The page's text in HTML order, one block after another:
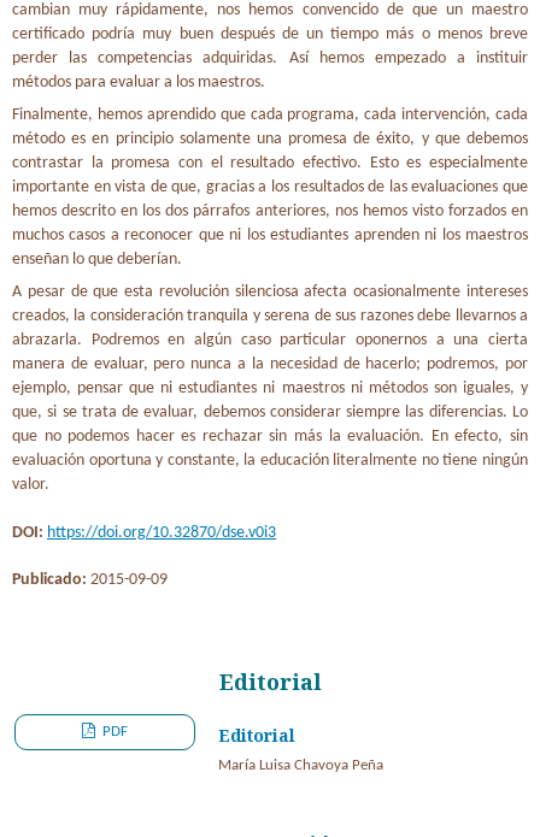
cambian muy rápidamente, nos hemos convencido de que un maestro
certificado podría muy buen después de un tiempo más o menos breve
perder las competencias adquiridas. Así hemos empezado a instituir
métodos para evaluar a los maestros.
Finalmente, hemos aprendido que cada programa, cada intervención, cada
método es en principio solamente una promesa de éxito, y que debemos
contrastar la promesa con el resultado efectivo. Esto es especialmente
importante en vista de que, gracias a los resultados de las evaluaciones que
hemos descrito en los dos párrafos anteriores, nos hemos visto forzados en
muchos casos a reconocer que ni los estudiantes aprenden ni los maestros
enseñan lo que deberían.
A pesar de que esta revolución silenciosa afecta ocasionalmente intereses
creados, la consideración tranquila y serena de sus razones debe llevarnos a
abrazarla. Podremos en algún caso particular oponernos a una cierta
manera de evaluar, pero nunca a la necesidad de hacerlo; podremos, por
ejemplo, pensar que ni estudiantes ni maestros ni métodos son iguales, y
que, si se trata de evaluar, debemos considerar siempre las diferencias. Lo
que no podemos hacer es rechazar sin más la evaluación. En efecto, sin
evaluación oportuna y constante, la educación literalmente no tiene ningún
valor.
DOI: https://doi.org/10.32870/dse.v0i3
Publicado: 2015-09-09
Editorial
Editorial
María Luisa Chavoya Peña
PDF